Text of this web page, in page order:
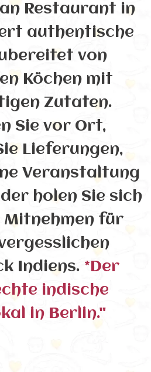
Restaurant in
authentische
von
Köchen mit
Zutaten.
Sie vor Ort,
Lieferungen,
Veranstaltung
holen Sie sich
Mitnehmen für
Indiens. *Der
indische
in Berlin."